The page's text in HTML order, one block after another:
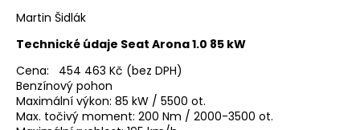
Martin Šidlák
Technické údaje Seat Arona 1.0 85 kW
Cena: 454 463 Kč (bez DPH)
Benzínový pohon
Maximální výkon: 85 kW / 5500 ot.
Max. točivý moment: 200 Nm / 2000-3500 ot.